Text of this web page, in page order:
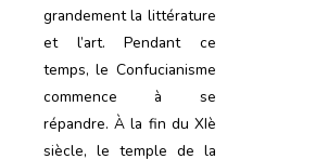
grandement la littérature
et l’art. Pendant ce
temps, le Confucianisme
commence à se
répandre. À la fin du XIè
siècle, le temple de la